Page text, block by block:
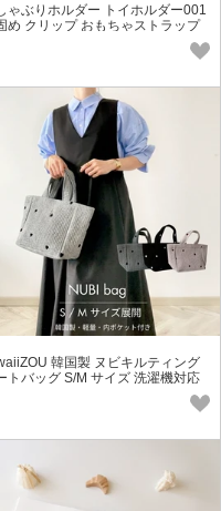
ゃぶりホルダー トイホルダー001
め クリップ おもちゃストラップ
韓国製 ヌビキルティング
トバッグ S/M サイズ 洗濯機対応